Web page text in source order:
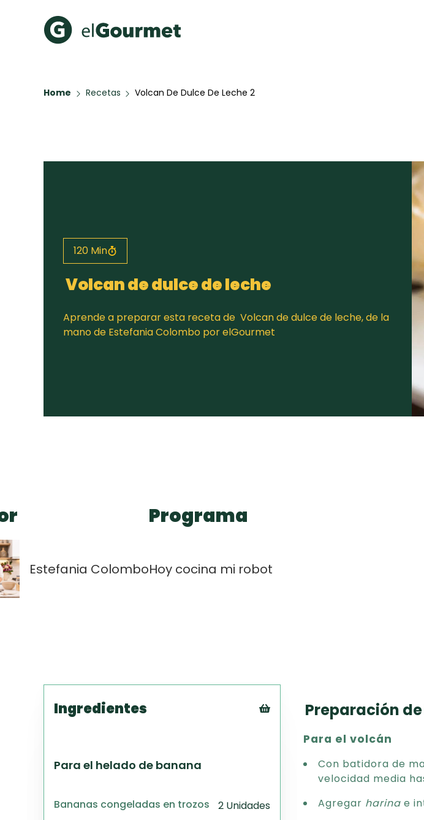
Chocolate
Toast
Todas las recetas
Home Recetas Volcan De Dulce De Leche 2
120 Min
Volcan de dulce de leche
Aprende a preparar esta receta de Volcan de dulce de leche, de la
mano de Estefania Colombo por elGourmet
Estefania Colombo
Programa
Hoy cocina mi robot
Ingredientes
Para el helado de banana
Bananas congeladas en trozos 2 Unidades
Preparación
Para el volcán
Con batidora de
velocidad media
Agregar harina e